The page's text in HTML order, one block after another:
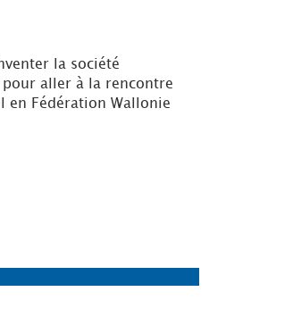
la société
aller à la rencontre
en Fédération Wallonie